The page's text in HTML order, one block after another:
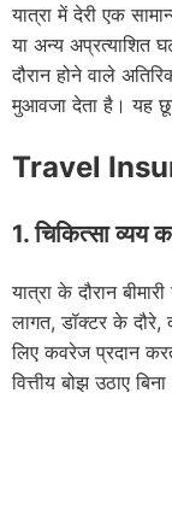
यात्रा में देरी एक
या अन्य
दौरान होने वाले
मुआवजा देता है। यह
Travel
1. चिकित्सा व्यय
यात्रा के दौरान
लागत, डॉक्टर के
लिए कवरेज प्रदान
वित्तीय बोझ उठाए